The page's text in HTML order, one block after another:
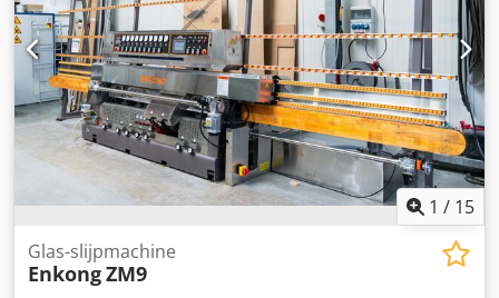
1 / 15
Glas-slijpmachine
EnkongZM9